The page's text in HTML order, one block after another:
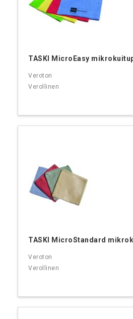
TASKI MicroEasy
TASKI MicroStandard